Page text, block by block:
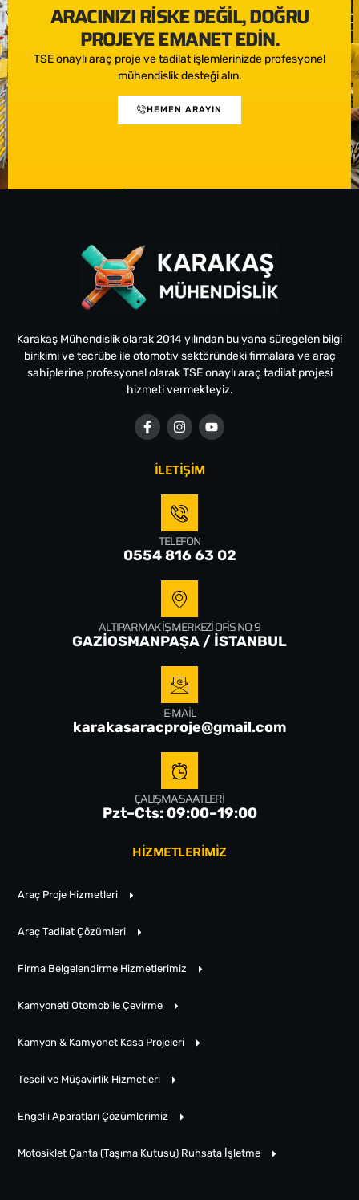
ARACINIZI RISKE DEĞIL, DOĞRU
PROJEYE EMANET EDIN.
TSE onaylı araç proje ve tadilat işlemlerinizde profesyonel
mühendislik desteği alın.
HEMEN ARAYIN
Karakaş Mühendislik olarak 2014 yılından bu yana süregelen bilgi
birikimi ve tecrübe ile otomotiv sektöründeki firmalara ve araç
sahiplerine profesyonel olarak TSE onaylı araç tadilat projesi
hizmeti vermekteyiz.
İLETİŞİM
TELEFON
0554 816 63 02
ALTIPARMAK İŞ MERKEZI OFIS NO: 9
GAZİOSMANPAŞA / İSTANBUL
E-MAIL
karakasaracproje@gmail.com
ÇALIŞMA SAATLERI
Pzt–Cts: 09:00–19:00
HİZMETLERİMİZ
Araç Proje Hizmetleri
Araç Tadilat Çözümleri
Firma Belgelendirme Hizmetlerimiz
Kamyoneti Otomobile Çevirme
Kamyon & Kamyonet Kasa Projeleri
Tescil ve Müşavirlik Hizmetleri
Engelli Aparatları Çözümlerimiz
Motosiklet Çanta (Taşıma Kutusu) Ruhsata İşletme